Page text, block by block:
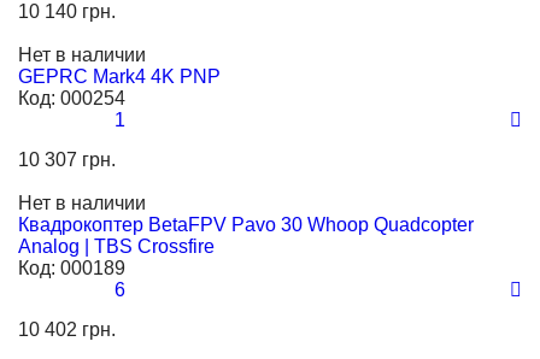
10 140 грн.
Нет в наличии
GEPRC Mark4 4K PNP
Код: 000254
1
10 307 грн.
Нет в наличии
Квадрокоптер BetaFPV Pavo 30 Whoop Quadcopter
Analog | TBS Crossfire
Код: 000189
6
10 402 грн.